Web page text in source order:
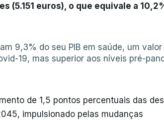
(5.151 euros), o que equivale a
9,3% do seu PIB em saúde, um valor
19, mas superior aos níveis pré-
de 1,5 pontos percentuais das
impulsionado pelas mudanças